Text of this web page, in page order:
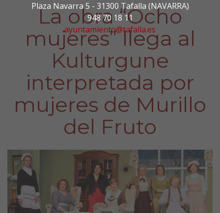
Plaza Navarra 5 - 31300 Tafalla (NAVARRA)
948 70 18 11
ayuntamiento@tafalla.es
La obra “Ocho
mujeres” llega al
Kulturgune
interpretada por
mujeres de Murillo
del Fruto